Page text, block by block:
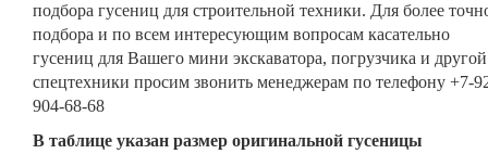
подбора гусениц для строительной техники. Для более
подбора и по всем интересующим вопросам касательно
гусениц для Вашего мини экскаватора, погрузчика и другой
спецтехники просим звонить менеджерам по телефону +7-
904-68-68
В таблице указан размер оригинальной гусеницы